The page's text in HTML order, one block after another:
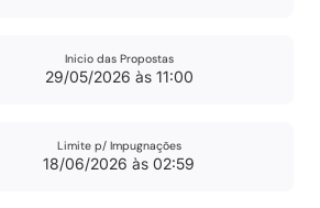
Inicio das Propostas
29/05/2026 às 11:00
Limite p/ Impugnações
18/06/2026 às 02:59